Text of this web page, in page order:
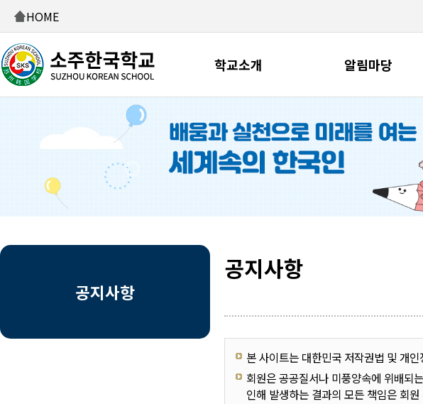
HOME
학교소개 알림마당
공지사항
공지사항
본 사이트는 대한민국 저작권법 및 개
회원은 공공질서나 미풍양속에 위배되
인해 발생하는 결과의 모든 책임은 회